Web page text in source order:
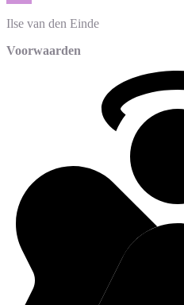
Ilse van den Einde
Voorwaarden